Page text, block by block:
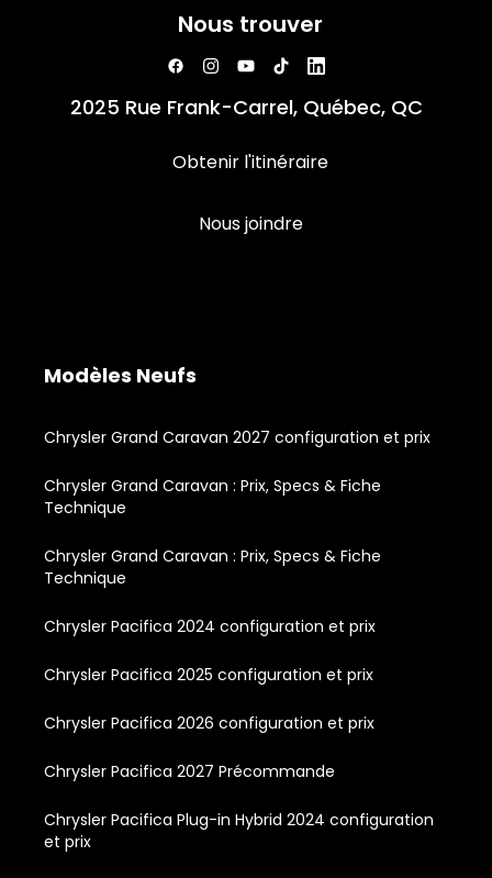
Nous trouver
2025 Rue Frank-Carrel, Québec, QC
Obtenir l'itinéraire
Nous joindre
Modèles Neufs
Chrysler Grand Caravan 2027 configuration et prix
Chrysler Grand Caravan : Prix, Specs & Fiche
Technique
Chrysler Grand Caravan : Prix, Specs & Fiche
Technique
Chrysler Pacifica 2024 configuration et prix
Chrysler Pacifica 2025 configuration et prix
Chrysler Pacifica 2026 configuration et prix
Chrysler Pacifica 2027 Précommande
Chrysler Pacifica Plug-in Hybrid 2024 configuration
et prix